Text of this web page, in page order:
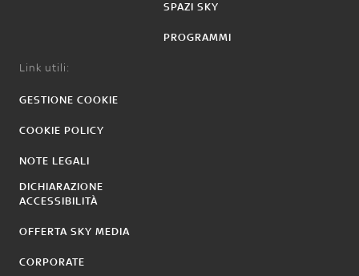
SPAZI SKY
PROGRAMMI
Link utili:
GESTIONE COOKIE
COOKIE POLICY
NOTE LEGALI
DICHIARAZIONE
ACCESSIBILITÀ
OFFERTA SKY MEDIA
CORPORATE